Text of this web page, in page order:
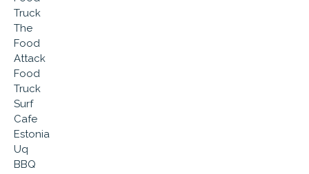
Truck
The
Food
Attack
Food
Truck
Surf
Cafe
Estonia
Uq
BBQ